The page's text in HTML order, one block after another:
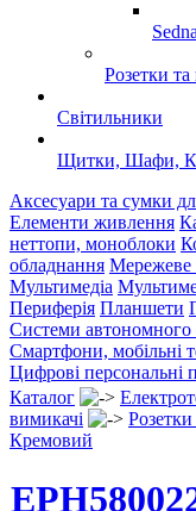
Sedna
Розетки
Світильники
Щитки, Шафи,
Аксесуари та сумки
Елементи живлення
неттопи, моноблоки
обладнання Мережеве
Мультимедіа
Периферія Планшети
Системи автономного
Смартфони, мобільні
Цифрові персональні
Каталог
вимикачі
Кремовий